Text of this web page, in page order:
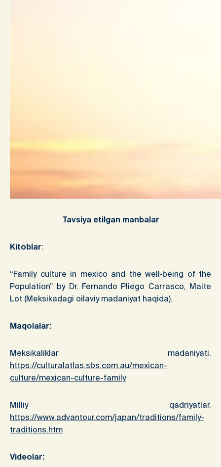
Tavsiya etilgan manbalar
Kitoblar:
“Family culture in mexico and the well‐being of the
Population” by Dr. Fernando Pliego Carrasco, Maite
Lot (Meksikadagi oilaviy madaniyat haqida).
Maqolalar:
Meksikaliklar madaniyati.
https://culturalatlas.sbs.com.au/mexican-
culture/mexican-culture-family
Milliy qadriyatlar.
https://www.advantour.com/japan/traditions/family-
traditions.htm
Videolar: